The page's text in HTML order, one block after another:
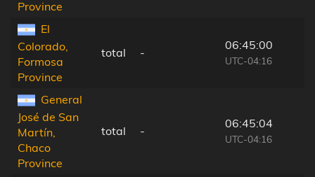
Province
El
Colorado,
Formosa
Province
total -
06:45:00
UTC-04:16
General
José de San
Martín,
Chaco
Province
total -
06:45:04
UTC-04:16